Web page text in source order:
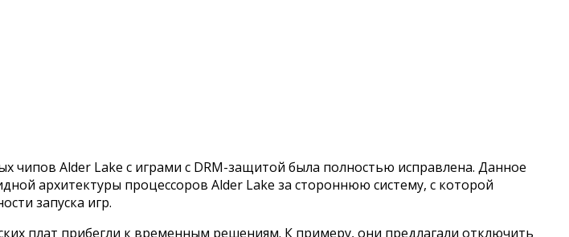
Alder Lake с играми с DRM-защитой была полностью исправлена. Данное
архитектуры процессоров Alder Lake за стороннюю систему, с которой
запуска игр.
плат прибегли к временным решениям. К примеру, они предлагали отключить